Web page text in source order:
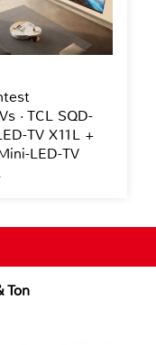
Ton
· TCL SQD-
TV X11L +
LED-TV